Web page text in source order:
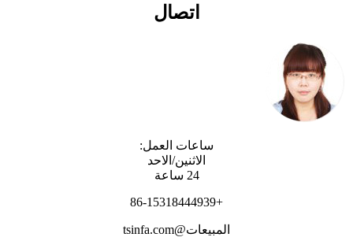
اتصال
ساعات العمل:
الاثنين/الاحد
24 ساعة
المبيعات@tsinfa.com